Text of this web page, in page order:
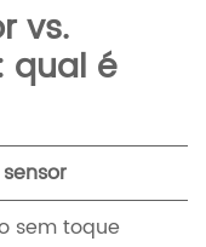
vs.
qual é
sem toque